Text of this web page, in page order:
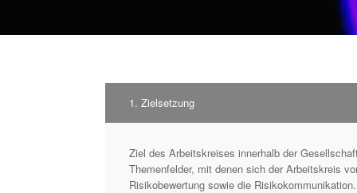
1. Zielsetzung
Ziel des Arbeitskreises innerhalb der
Themenfelder, mit denen sich der Arbeitskreis
Risikobewertung sowie die Risikokommunikation.